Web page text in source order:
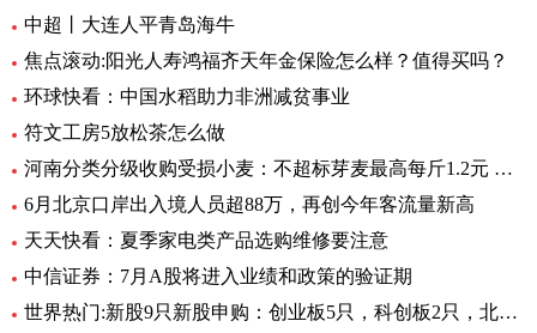
中超丨大连人平青岛海牛
焦点滚动:阳光人寿鸿福齐天年金保险怎么样？值得买吗？
环球快看：中国水稻助力非洲减贫事业
符文工房5放松茶怎么做
河南分类分级收购受损小麦：不超标芽麦最高每斤1.2元 全球最资讯
6月北京口岸出入境人员超88万，再创今年客流量新高
天天快看：夏季家电类产品选购维修要注意
中信证券：7月A股将进入业绩和政策的验证期
世界热门:新股9只新股申购：创业板5只，科创板2只，北交所2只